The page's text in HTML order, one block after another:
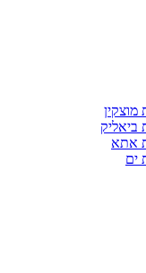
מוצקין
ביאליק
אתא
ים